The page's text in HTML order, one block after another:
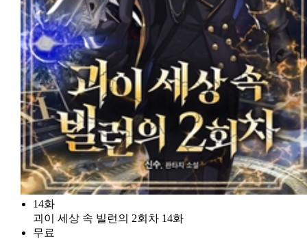
14화
괴이 세상 속 빌런의 2회차 14화
무료